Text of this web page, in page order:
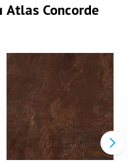
Atlas Concorde